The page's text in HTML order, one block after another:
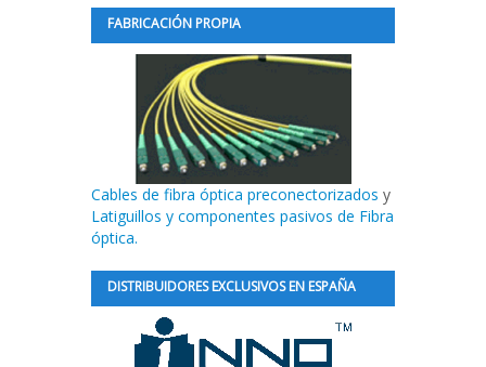
FABRICACIÓN PROPIA
Cables de fibra óptica preconectorizados y
Latiguillos y componentes pasivos de Fibra
óptica.
DISTRIBUIDORES EXCLUSIVOS EN ESPAÑA